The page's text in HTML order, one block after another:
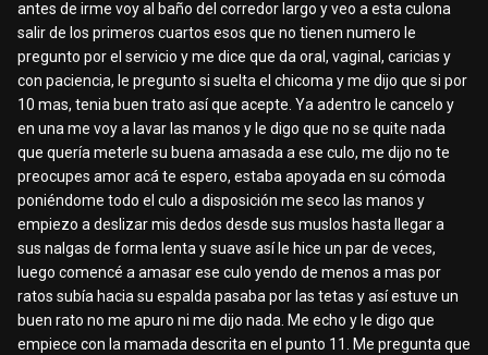
antes de irme voy al baño del corredor largo y veo a esta culona
salir de los primeros cuartos esos que no tienen numero le
pregunto por el servicio y me dice que da oral, vaginal, caricias y
con paciencia, le pregunto si suelta el chicoma y me dijo que si por
10 mas, tenia buen trato así que acepte. Ya adentro le cancelo y
en una me voy a lavar las manos y le digo que no se quite nada
que quería meterle su buena amasada a ese culo, me dijo no te
preocupes amor acá te espero, estaba apoyada en su cómoda
poniéndome todo el culo a disposición me seco las manos y
empiezo a deslizar mis dedos desde sus muslos hasta llegar a
sus nalgas de forma lenta y suave así le hice un par de veces,
luego comencé a amasar ese culo yendo de menos a mas por
ratos subía hacia su espalda pasaba por las tetas y así estuve un
buen rato no me apuro ni me dijo nada. Me echo y le digo que
empiece con la mamada descrita en el punto 11. Me pregunta que